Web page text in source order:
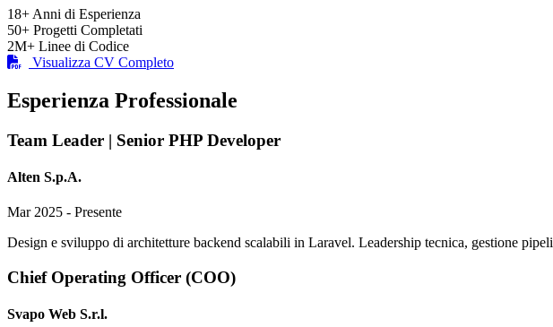
18+ Anni di Esperienza
50+ Progetti Completati
2M+ Linee di Codice
Visualizza CV Completo
Esperienza Professionale
Team Leader | Senior PHP Developer
Alten S.p.A.
Mar 2025 - Presente
Design e sviluppo di architetture backend scalabili in Laravel. Leadership tecnica, gestione
Chief Operating Officer (COO)
Svapo Web S.r.l.